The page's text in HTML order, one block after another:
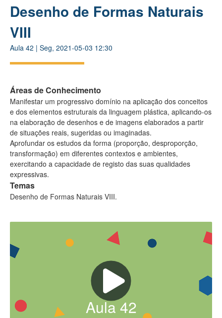
Desenho de Formas Naturais
VIII
Aula 42 | Seg, 2021-05-03 12:30
Áreas de Conhecimento
Manifestar um progressivo domínio na aplicação dos conceitos
e dos elementos estruturais da linguagem plástica, aplicando-os
na elaboração de desenhos e de imagens elaborados a partir
de situações reais, sugeridas ou imaginadas.
Aprofundar os estudos da forma (proporção, desproporção,
transformação) em diferentes contextos e ambientes,
exercitando a capacidade de registo das suas qualidades
expressivas.
Temas
Desenho de Formas Naturais VIII.
Aula42